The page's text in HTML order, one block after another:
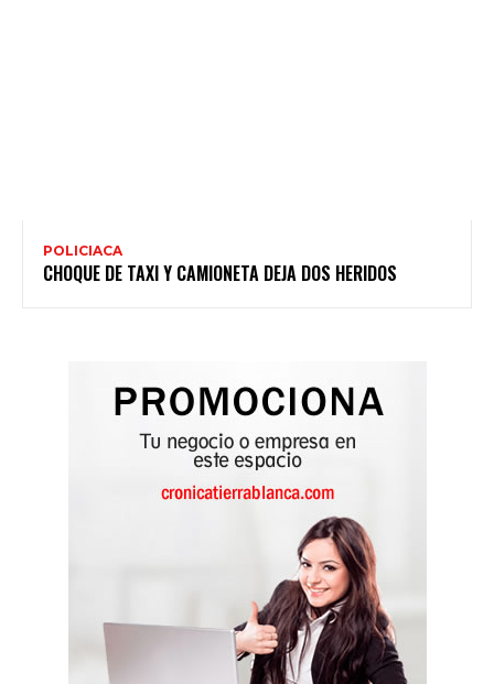
POLICIACA
CHOQUE DE TAXI Y CAMIONETA DEJA DOS HERIDOS